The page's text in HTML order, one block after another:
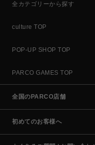
全カテゴリーから探す
culture TOP
POP-UP SHOP TOP
PARCO GAMES TOP
全国のPARCO店舗
初めてのお客様へ